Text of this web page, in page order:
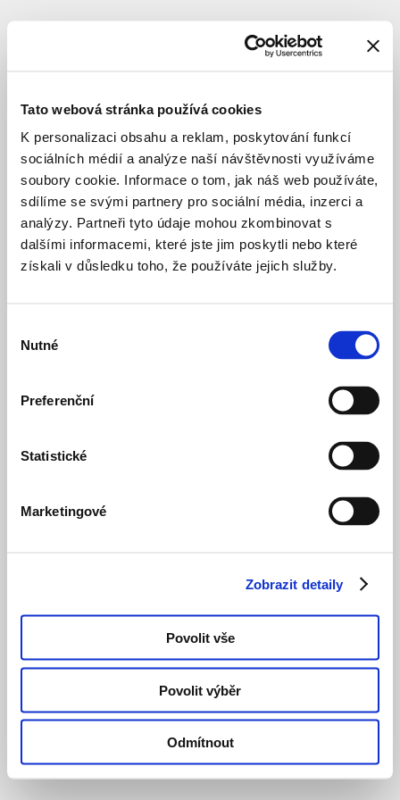
Tato webová stránka používá cookies
K personalizaci obsahu a reklam, poskytování funkcí
sociálních médií a analýze naší návštěvnosti využíváme
soubory cookie. Informace o tom, jak náš web používáte,
sdílíme se svými partnery pro sociální média, inzerci a
analýzy. Partneři tyto údaje mohou zkombinovat s
dalšími informacemi, které jste jim poskytli nebo které
získali v důsledku toho, že používáte jejich služby.
souhlasu
Nutné
Preferenční
Statistické
Marketingové
Zobrazit detaily
Povolit vše
Povolit výběr
Odmítnout
SUBJEKT